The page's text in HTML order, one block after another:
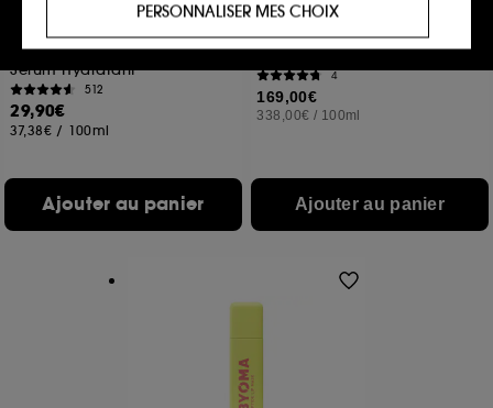
Sérum Acide Hyaluronique
au Thé Vert
Sérum Hydratant
512
29,90€
37,38€ / 100ml
Ajouter au panier
LE LIFT CREME RICHE
4
169,00€
338,00€ / 100ml
Ajouter au panier
proposer des offres promotionnelles adaptées à
votre profil.
Cookies réseaux sociaux et publicité :
utilisés pour vous présenter du contenu susceptible
de vous plaire via des publicités, y compris sur des
navigation, et de l'historique de vos interactions.
Cookies de mesure d’audience :ils nous
fréquentation et de navigation sur notre site afin
ils nous permettent de lutter notamment contre les
fraudes aux moyens de paiement et les
PERSONNALISER MES CHOIX